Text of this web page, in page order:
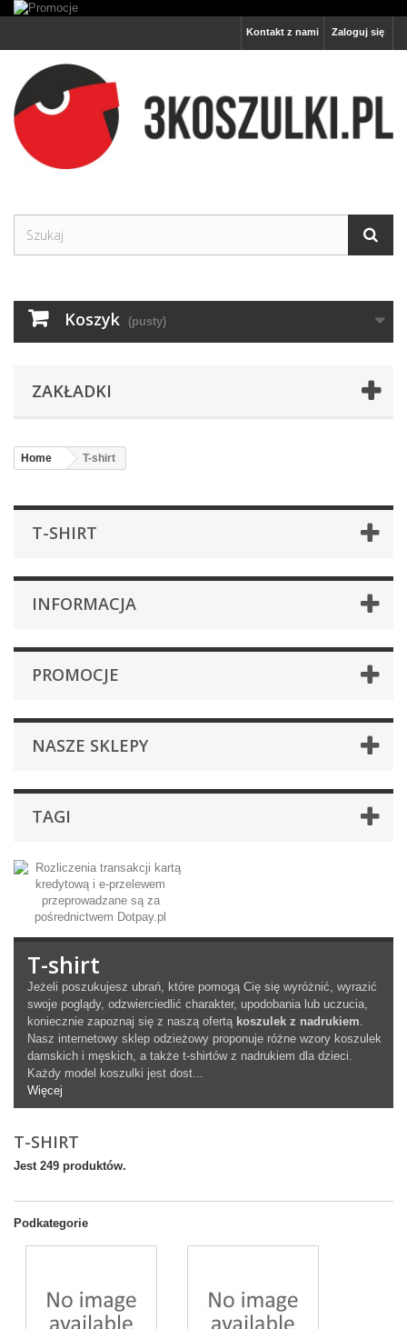
Zaloguj się
Kontakt z nami
Koszyk (pusty)
ZAKŁADKI
Home T-shirt
T-SHIRT
INFORMACJA
PROMOCJE
NASZE SKLEPY
TAGI
T-shirt
Jeżeli poszukujesz ubrań, które pomogą Cię się wyróżnić, wyrazić
swoje poglądy, odzwierciedlić charakter, upodobania lub uczucia,
koniecznie zapoznaj się z naszą ofertą koszulek z nadrukiem
Nasz internetowy sklep odzieżowy proponuje różne wzory koszulek
damskich i męskich, a także t-shirtów z nadrukiem dla dzieci.
Każdy model koszulki jest dost...
Więcej
T-SHIRT
Jest 249 produktów.
Podkategorie